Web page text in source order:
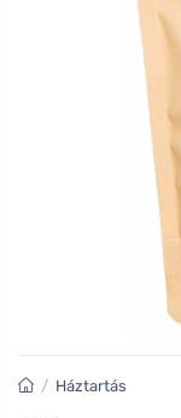
/ Háztartás